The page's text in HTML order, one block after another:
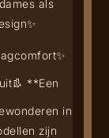
als
✨
✨
👢 **Een
in
zijn